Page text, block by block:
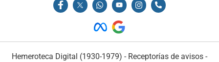
Hemeroteca Digital (1930-1979) - Receptorías de avisos -